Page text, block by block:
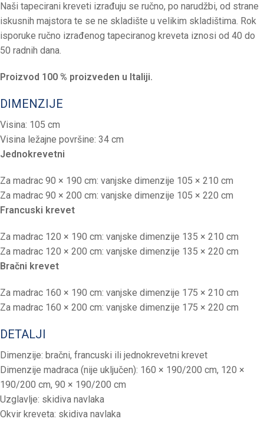
Naši tapecirani kreveti izrađuju se ručno, po narudžbi, od strane
iskusnih majstora te se ne skladište u velikim skladištima. Rok
isporuke ručno izrađenog tapeciranog kreveta iznosi od 40 do
50 radnih dana.
Proizvod 100 % proizveden u Italiji.
DIMENZIJE
Visina: 105 cm
Visina ležajne površine: 34 cm
Jednokrevetni
Za madrac 90 × 190 cm: vanjske dimenzije 105 × 210 cm
Za madrac 90 × 200 cm: vanjske dimenzije 105 × 220 cm
Francuski krevet
Za madrac 120 × 190 cm: vanjske dimenzije 135 × 210 cm
Za madrac 120 × 200 cm: vanjske dimenzije 135 × 220 cm
Bračni krevet
Za madrac 160 × 190 cm: vanjske dimenzije 175 × 210 cm
Za madrac 160 × 200 cm: vanjske dimenzije 175 × 220 cm
DETALJI
Dimenzije: bračni, francuski ili jednokrevetni krevet
Dimenzije madraca (nije uključen): 160 × 190/200 cm, 120 ×
190/200 cm, 90 × 190/200 cm
Uzglavlje: skidiva navlaka
Okvir kreveta: skidiva navlaka